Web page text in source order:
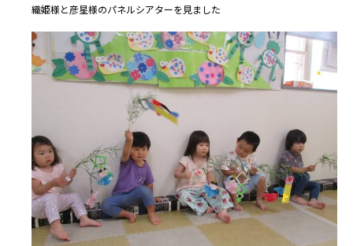
織姫様と彦星様のパネルシアターを見ました